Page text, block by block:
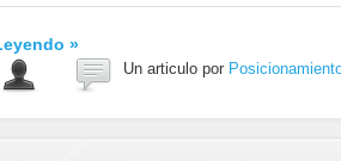
»
Un articulo por